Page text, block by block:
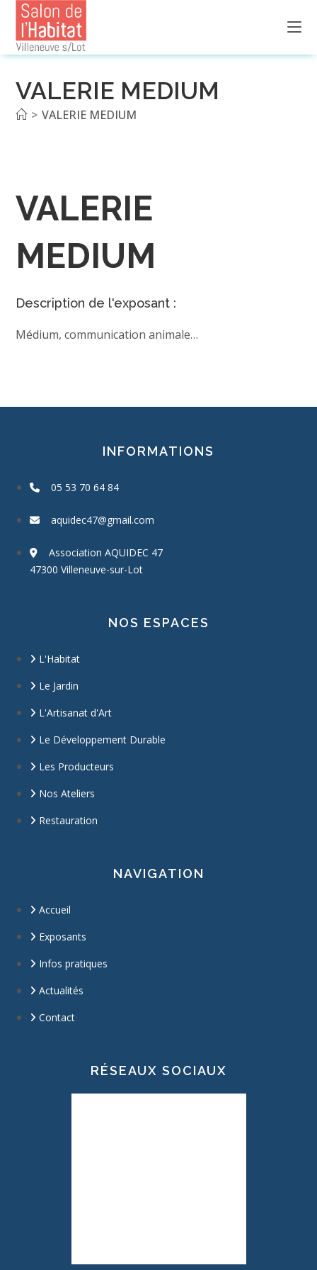
content
VALERIE MEDIUM
> VALERIE MEDIUM
VALERIE
MEDIUM
Description de l'exposant :
Médium, communication animale…
INFORMATIONS
05 53 70 64 84
aquidec47@gmail.com
Association AQUIDEC 47
47300 Villeneuve-sur-Lot
NOS ESPACES
L'Habitat
Le Jardin
L'Artisanat d'Art
Le Développement Durable
Les Producteurs
Nos Ateliers
Restauration
NAVIGATION
Accueil
Exposants
Infos pratiques
Actualités
Contact
RÉSEAUX SOCIAUX